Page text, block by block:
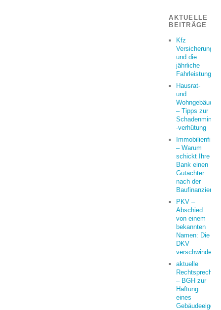
AKTUELLE
BEITRÄGE
Kfz
Versicherung
und die
jährliche
Fahrleistung
Hausrat-
und
– Tipps zur
-verhütung
– Warum
schickt Ihre
Bank einen
Gutachter
nach der
PKV –
Abschied
von einem
bekannten
Namen: Die
DKV
verschwindet
aktuelle
– BGH zur
Haftung
eines